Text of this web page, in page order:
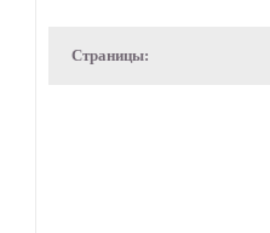
Страницы: